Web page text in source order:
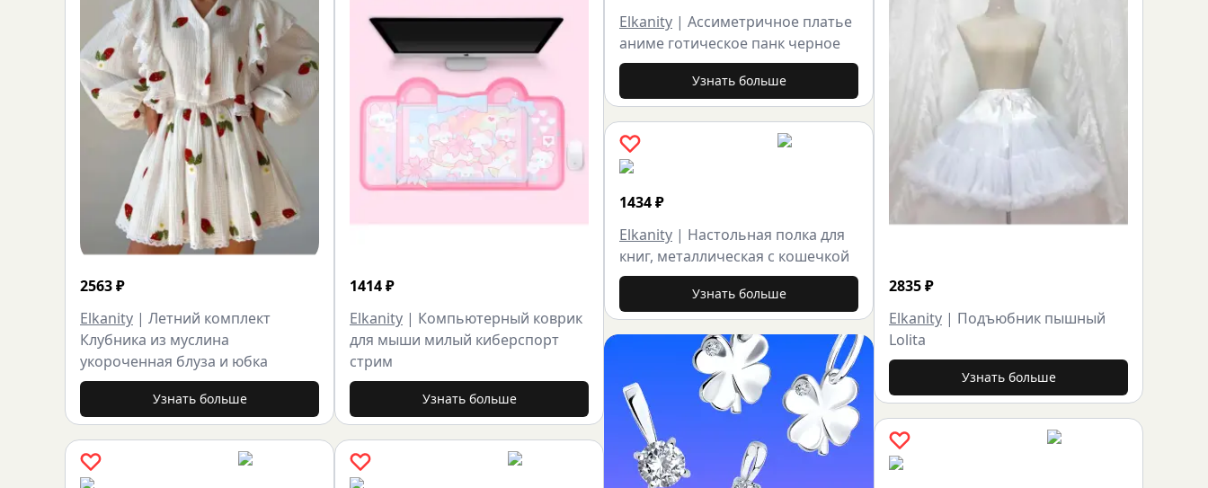
2563₽
Elkanity | Летний комплект
Клубника из муслина
укороченная блуза и юбка
Узнать больше
1414₽
Elkanity | Компьютерный коврик
для мыши милый киберспорт
стрим
Узнать больше
Elkanity | Ассиметричное платье
аниме готическое панк черное
Узнать больше
1434₽
Elkanity | Настольная полка для
книг, металлическая с кошечкой
Узнать больше 2835₽
Elkanity | Подъюбник пышный
Lolita
Узнать больше